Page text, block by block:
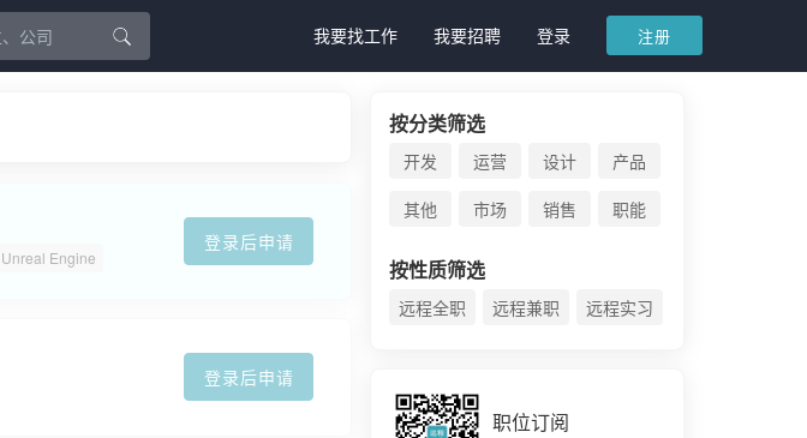
我要找工作 我要招聘 登录 注册
Unreal Engine
登录后申请
登录后申请
按分类筛选
开发 运营 设计
产品
其他
市场 销售 职能
按性质筛选
远程全职 远程兼职 远程实习
职位订阅